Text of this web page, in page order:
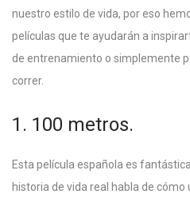
nuestro estilo de vida, por eso
películas que te ayudarán a
de entrenamiento o simplemente
correr.
1. 100 metros.
Esta película española es
historia de vida real habla de